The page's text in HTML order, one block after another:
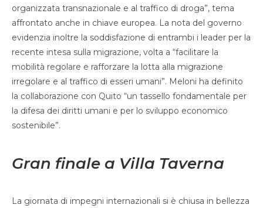
organizzata transnazionale e al traffico di droga”, tema
affrontato anche in chiave europea. La nota del governo
evidenzia inoltre la soddisfazione di entrambi i leader per la
recente intesa sulla migrazione, volta a “facilitare la
mobilità regolare e rafforzare la lotta alla migrazione
irregolare e al traffico di esseri umani”. Meloni ha definito
la collaborazione con Quito “un tassello fondamentale per
la difesa dei diritti umani e per lo sviluppo economico
sostenibile”.
Gran finale a Villa Taverna
La giornata di impegni internazionali si è chiusa in bellezza